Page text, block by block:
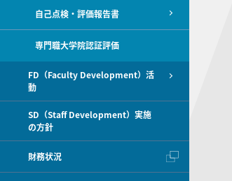
自己点検・評価報告書
専門職大学院認証評価
FD（Faculty Development）活
動
SD（Staff Development）実施
の方針
財務状況